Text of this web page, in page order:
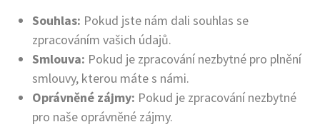
Souhlas: Pokud jste nám dali souhlas se
zpracováním vašich údajů.
Smlouva: Pokud je zpracování nezbytné pro plnění
smlouvy, kterou máte s námi.
Oprávněné zájmy: Pokud je zpracování nezbytné
pro naše oprávněné zájmy.